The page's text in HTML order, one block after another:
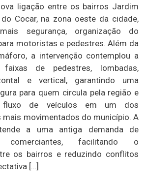
ligação entre os bairros Jardim
Cocar, na zona oeste da cidade,
segurança, organização do
motoristas e pedestres. Além da
a intervenção contemplou a
de pedestres, lombadas,
e vertical, garantindo uma
para quem circula pela região e
fluxo de veículos em um dos
mais movimentados do município. A
a uma antiga demanda de
facilitando o
os bairros e reduzindo conflitos
[…]